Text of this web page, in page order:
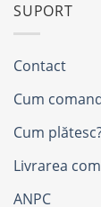
SUPORT
Contact
Cum
Cum
Livrarea
ANPC